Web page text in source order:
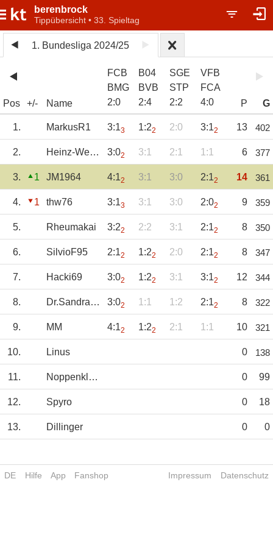
berenbrock
Tippübersicht • 33. Spieltag
1. Bundesliga 2024/25
Pos +/- Name
FCB
BMG
2:0
B04
BVB
2:4
SGE
STP
2:2
VFB
FCA
4:0 P G
1. MarkusR1 3:13 1:22 2:0 3:12 13 402
2. Heinz-Werner 3:02 3:1 2:1 1:1 6 377
3. 1 JM1964 4:12 3:1 3:0 2:12 14 361
4. 1 thw76 3:13 3:1 3:0 2:02 9 359
5. Rheumakai 3:22 2:2 3:1 2:12 8 350
6. SilvioF95 2:12 1:22 2:0 2:12 8 347
7. Hacki69 3:02 1:22 3:1 3:12 12 344
8. Dr.Sandranovich 3:02 1:1 1:2 2:12 8 322
9. MM 4:12 1:22 2:1 1:1 10 321
10. Linus 0 138
11. Noppenklopper 0 99
12. Spyro 0 18
13. Dillinger 0 0
DE Hilfe App Fanshop Impressum Datenschutz